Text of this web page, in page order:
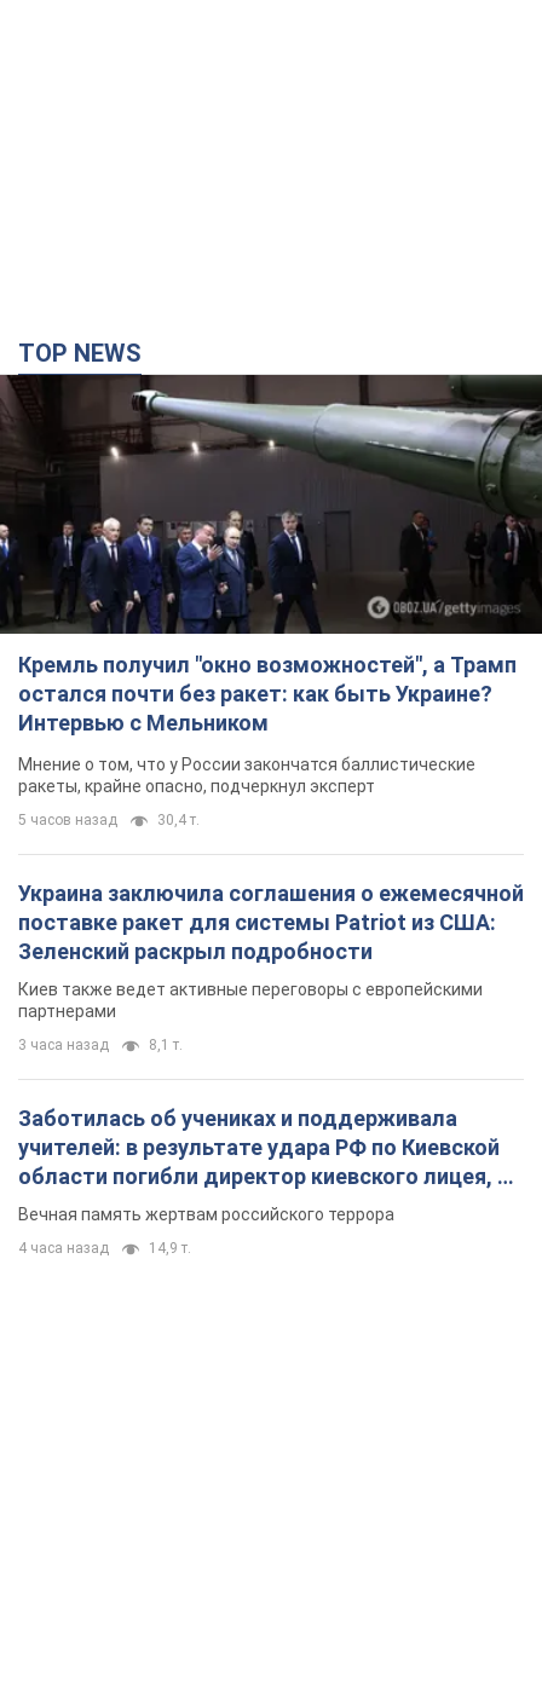
TOP NEWS
Кремль получил "окно возможностей", а Трамп
остался почти без ракет: как быть Украине?
Интервью с Мельником
Мнение о том, что у России закончатся баллистические
ракеты, крайне опасно, подчеркнул эксперт
5 часов назад 30,4 т.
Украина заключила соглашения о ежемесячной
поставке ракет для системы Patriot из США:
Зеленский раскрыл подробности
Киев также ведет активные переговоры с европейскими
партнерами
3 часа назад 8,1 т.
Заботилась об учениках и поддерживала
учителей: в результате удара РФ по Киевской
области погибли директор киевского лицея, её
муж и внук
Вечная память жертвам российского террора
4 часа назад 14,9 т.